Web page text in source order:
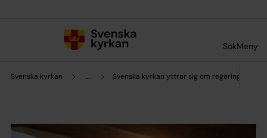
SökMeny
Svenska kyrkan ... Svenska kyrkan yttrar sig om regeringens